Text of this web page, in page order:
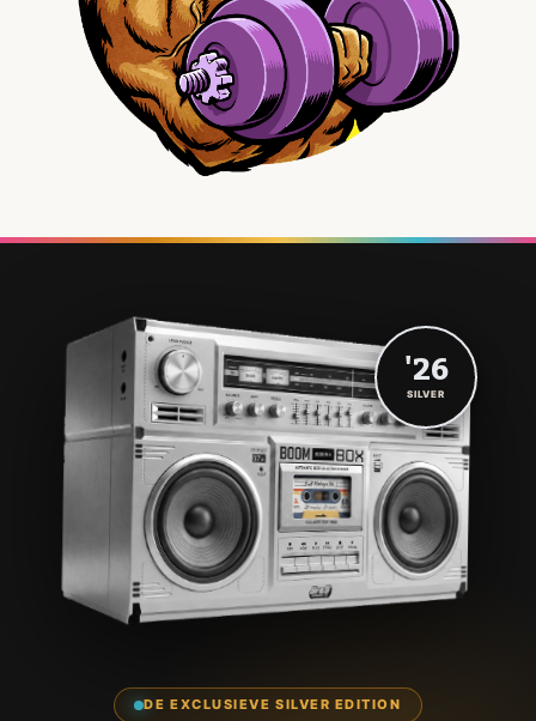
DE EXCLUSIEVE SILVER EDITION
'26
SILVER